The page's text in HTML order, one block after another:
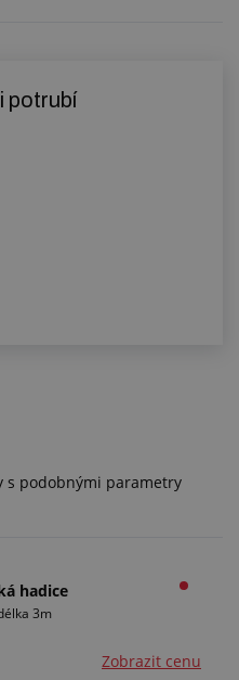
potrubí
s podobnými parametry
hadice
3m
Zobrazit cenu